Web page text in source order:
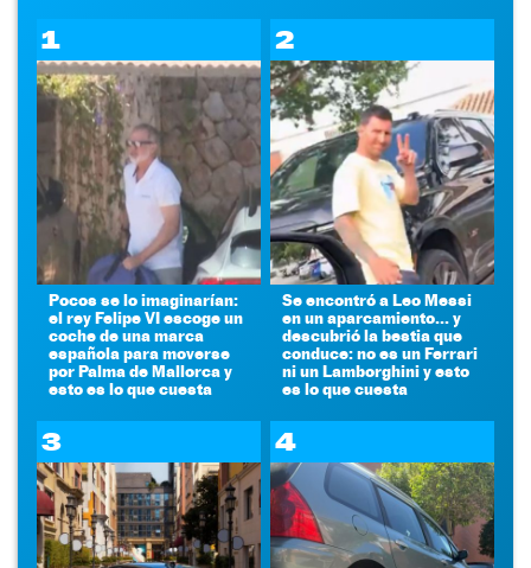
1
Pocos se lo imaginarían:
el rey Felipe VI escoge un
coche de una marca
española para moverse
por Palma de Mallorca y
esto es lo que cuesta
2
Se encontró a Leo Messi
en un aparcamiento... y
descubrió la bestia que
conduce: no es un Ferrari
ni un Lamborghini y esto
es lo que cuesta
3 4